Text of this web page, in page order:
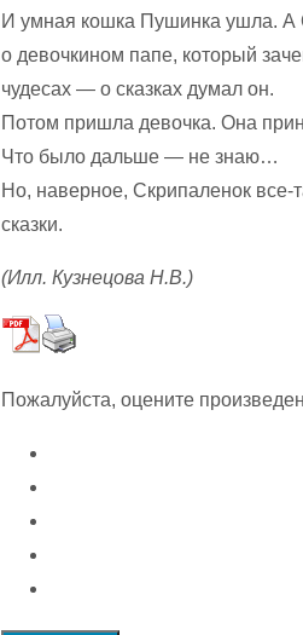
И умная кошка Пушинка ушла. А
о девочкином папе, который
чудесах — о сказках думал он.
Потом пришла девочка. Она
Что было дальше — не знаю…
Но, наверное, Скрипаленок все-
сказки.
(Илл. Кузнецова Н.В.)
Пожалуйста, оцените